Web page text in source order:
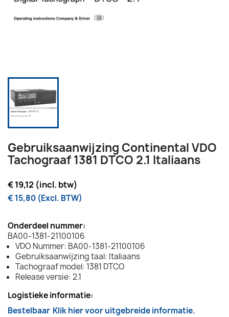
Gebruiksaanwijzing Continental VDO
Tachograaf 1381 DTCO 2.1 Italiaans
€ 19,12 (incl. btw)
€ 15,80 (Excl. BTW)
Onderdeel nummer:
BA00-1381-21100106
VDO Nummer: BA00-1381-21100106
Gebruiksaanwijzing taal: Italiaans
Tachograaf model: 1381 DTCO
Release versie: 2.1
Logistieke informatie:
Bestelbaar Klik hier voor uitgebreide informatie.